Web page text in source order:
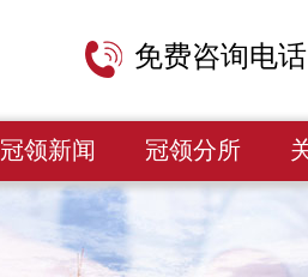
免费咨询电话
冠领新闻 冠领分所